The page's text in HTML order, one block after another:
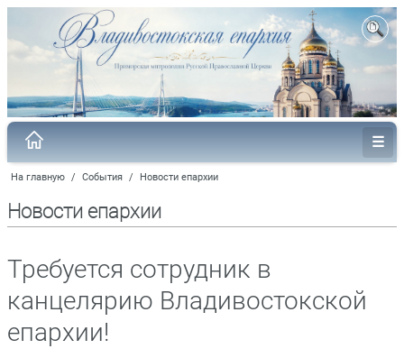
На главную / События / Новости епархии
Новости епархии
Требуется сотрудник в
канцелярию Владивостокской
епархии!